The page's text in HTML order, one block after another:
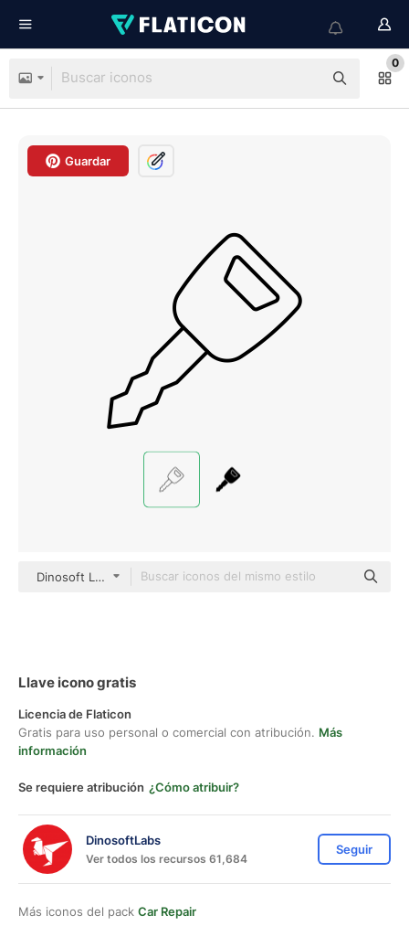
0
Guardar
Dinosoft Lineal
Llave icono gratis
Licencia de Flaticon
Gratis para uso personal o comercial con atribución. Más
información
Se requiere atribución ¿Cómo atribuir?
DinosoftLabs
Ver todos los recursos 61,684
Seguir
Más iconos del pack Car Repair